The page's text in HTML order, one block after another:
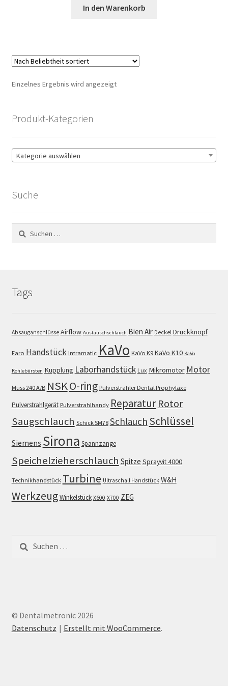
ist:
In den Warenkorb
Einzelnes Ergebnis wird angezeigt
Produkt-Kategorien
Kategorie auswählen
Suche
Suchen
nach:
Tags
Absauganschlüsse Airflow Austauschschlauch Bien Air Deckel Druckknopf
Faro Handstück Intramatic KaVo KaVo K9 KaVo K10 KaVo
Kohlebürsten Kupplung Laborhandstück Lux Mikromotor Motor
Muss 240 A/B NSKO-ring Pulverstrahler Dental Prophylaxe
Pulverstrahlgerät Pulverstrahlhandy Reparatur Rotor
Saugschlauch Schick SM78 Schlauch Schlüssel
Siemens Sirona Spannzange
Speichelzieherschlauch Spitze Sprayvit 4000
Technikhandstück Turbine Ultraschall Handstück W&H
WerkzeugWinkelstück X600 X700 ZEG
nach:
© Dentalmetronic 2026
Datenschutz
Erstellt mit WooCommerce.